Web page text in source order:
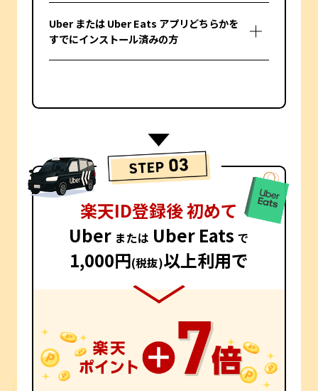
Uber または Uber Eats アプリどちらかを
すでにインストール済みの方
楽天ID登録後 初めて
Uber または Uber Eats で
1,000円(税抜)以上利用で